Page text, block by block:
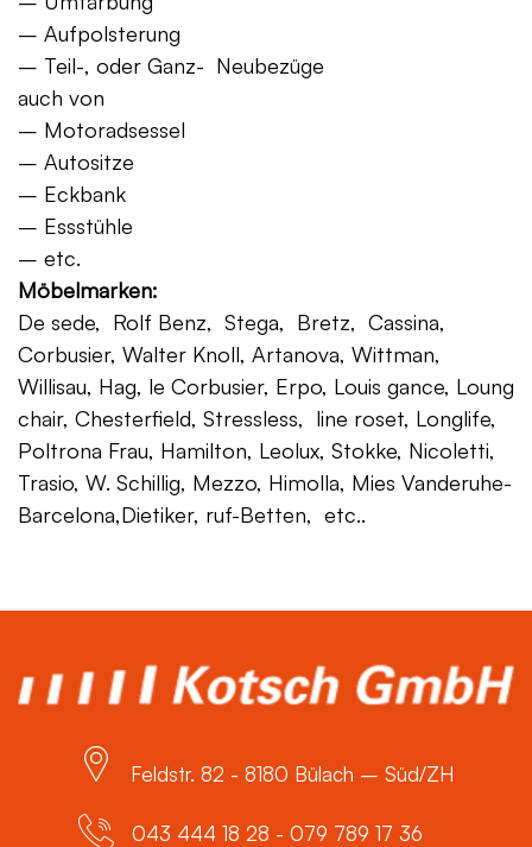
– Aufpolsterung
– Teil-, oder Ganz- Neubezüge
auch von
– Motoradsessel
– Autositze
– Eckbank
– Essstühle
– etc.
Möbelmarken:
De sede, Rolf Benz, Stega, Bretz, Cassina,
Corbusier, Walter Knoll, Artanova, Wittman,
Willisau, Hag, le Corbusier, Erpo, Louis gance, Loung
chair, Chesterfield, Stressless, line roset, Longlife,
Poltrona Frau, Hamilton, Leolux, Stokke, Nicoletti,
Trasio, W. Schillig, Mezzo, Himolla, Mies Vanderuhe-
Barcelona,Dietiker, ruf-Betten, etc..
Feldstr. 82 - 8180 Bülach – Süd/ZH
043 444 18 28 - 079 789 17 36